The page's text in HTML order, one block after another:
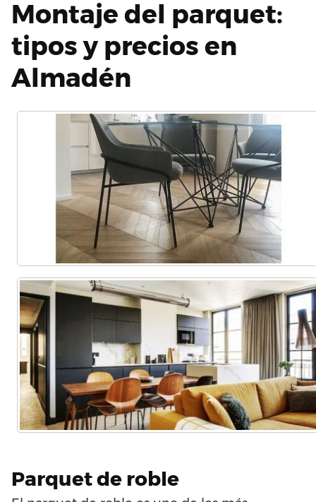
Montaje del parquet:
tipos y precios en
Almadén
Parquet de roble